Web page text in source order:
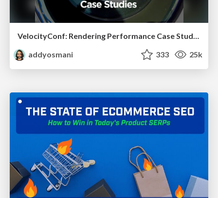
VelocityConf: Rendering Performance Case Studies
addyosmani
333 25k